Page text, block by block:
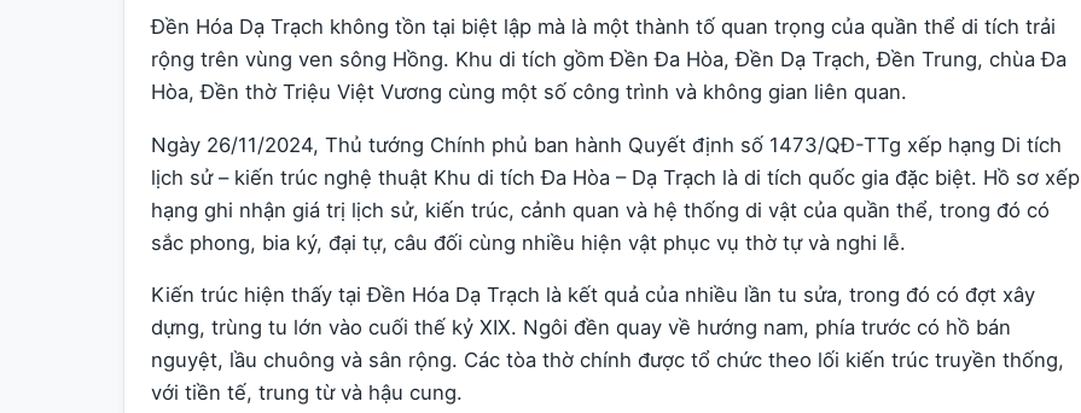
Đền Hóa Dạ Trạch không tồn tại biệt lập mà là một thành tố quan trọng của quần thể di tích trải
rộng trên vùng ven sông Hồng. Khu di tích gồm Đền Đa Hòa, Đền Dạ Trạch, Đền Trung, chùa Đa
Hòa, Đền thờ Triệu Việt Vương cùng một số công trình và không gian liên quan.
Ngày 26/11/2024, Thủ tướng Chính phủ ban hành Quyết định số 1473/QĐ-TTg xếp hạng Di tích
lịch sử – kiến trúc nghệ thuật Khu di tích Đa Hòa – Dạ Trạch là di tích quốc gia đặc biệt. Hồ sơ xếp
hạng ghi nhận giá trị lịch sử, kiến trúc, cảnh quan và hệ thống di vật của quần thể, trong đó có
sắc phong, bia ký, đại tự, câu đối cùng nhiều hiện vật phục vụ thờ tự và nghi lễ.
Kiến trúc hiện thấy tại Đền Hóa Dạ Trạch là kết quả của nhiều lần tu sửa, trong đó có đợt xây
dựng, trùng tu lớn vào cuối thế kỷ XIX. Ngôi đền quay về hướng nam, phía trước có hồ bán
nguyệt, lầu chuông và sân rộng. Các tòa thờ chính được tổ chức theo lối kiến trúc truyền thống,
với tiền tế, trung từ và hậu cung.